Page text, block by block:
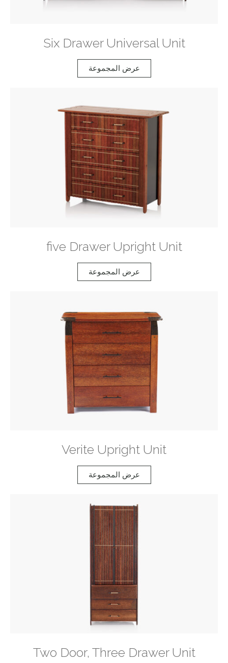
Six Drawer Universal Unit
عرض المجموعة
five Drawer Upright Unit
عرض المجموعة
Verite Upright Unit
عرض المجموعة
Two Door, Three Drawer Unit